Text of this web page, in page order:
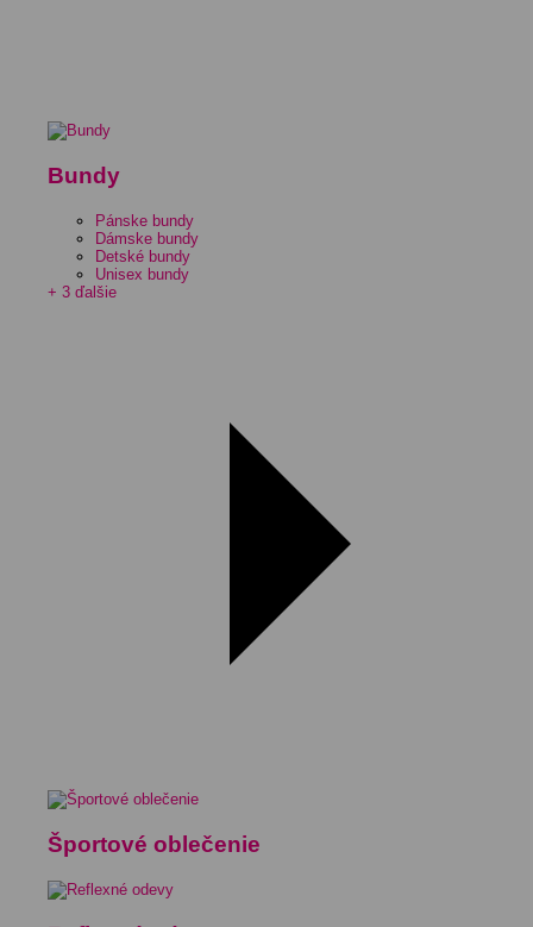
Bundy
Pánske bundy
Dámske bundy
Detské bundy
Unisex bundy
+ 3 ďalšie
Športové oblečenie